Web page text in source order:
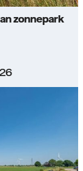
zonnepark